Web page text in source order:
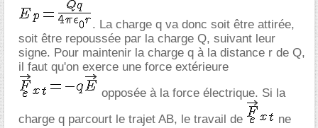
. La charge q va donc soit être attirée,
soit être repoussée par la charge Q, suivant leur
signe. Pour maintenir la charge q à la distance r de Q,
il faut qu'on exerce une force extérieure
opposée à la force électrique. Si la
charge q parcourt le trajet AB, le travail de
ne